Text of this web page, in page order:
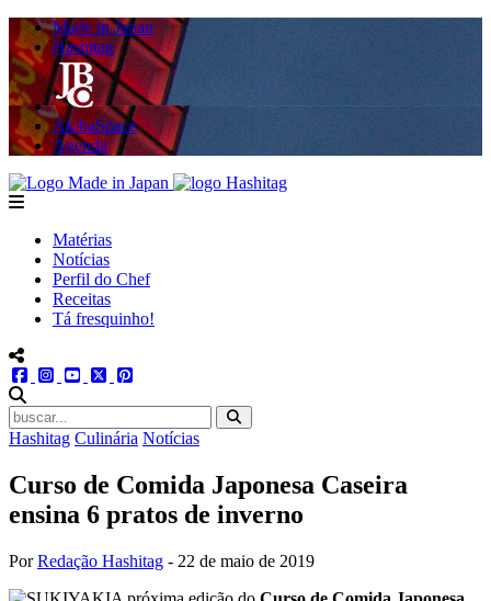
Made in Japan
Hashitag
AkibaSpace
Agenda
Powered By Made in Japan
Hashitag
menu
Matérias
Notícias
Perfil do Chef
Receitas
Tá fresquinho!
menu redes social
facebookinstagram
youtube
twitter
Hashitag Culinária Notícias
Curso de Comida Japonesa Caseira
ensina 6 pratos de inverno
PorRedação Hashitag - 22 de maio de 2019